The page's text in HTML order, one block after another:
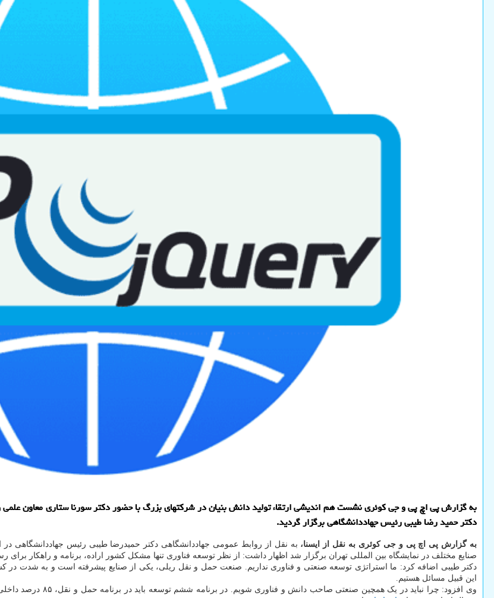
به گزارش پی اچ پی و جی کوئری نشست هم اندیشی ارتقاء تولید دانش بنیان در شرکتهای بزرگ با حضور دکتر سورنا ستاری معاون
دکتر حمید رضا طیبی رئیس جهاددانشگاهی برگزار گردید.
به گزارش پی اچ پی و جی کوئری به نقل از ایسنا،
صنایع مختلف در نمایشگاه بین المللی تهران برگزار شد اظهار داشت: از نظر توسعه فناوری تنها مشکل کشور اراده، برنامه و راهکار
دکتر طیبی اضافه کرد: ما استراتژی توسعه صنعتی و فناوری نداریم. صنعت حمل و نقل ریلی، یکی از صنایع پیشرفته است و به شدت
این قبیل مسائل هستیم.
وی افزود: چرا نباید در